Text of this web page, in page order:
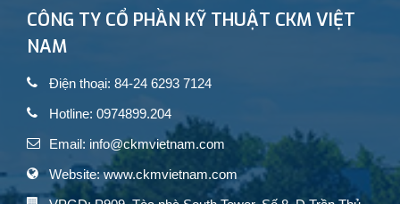
CÔNG TY CỔ PHẦN KỸ THUẬT CKM VIỆT
NAM
Điện thoại: 84-24 6293 7124
Hotline: 0974899.204
Email: info@ckmvietnam.com
Website: www.ckmvietnam.com